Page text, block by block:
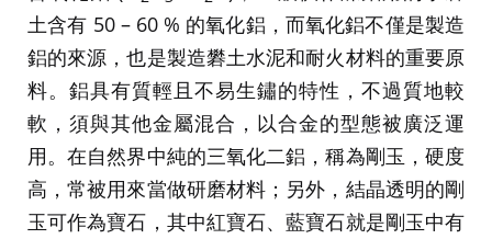
土含有 50 – 60 % 的氧化鋁，而氧化鋁不僅是製造
鋁的來源，也是製造礬土水泥和耐火材料的重要原
料。鋁具有質輕且不易生鏽的特性，不過質地較
軟，須與其他金屬混合，以合金的型態被廣泛運
用。在自然界中純的三氧化二鋁，稱為剛玉，硬度
高，常被用來當做研磨材料；另外，結晶透明的剛
玉可作為寶石，其中紅寶石、藍寶石就是剛玉中有